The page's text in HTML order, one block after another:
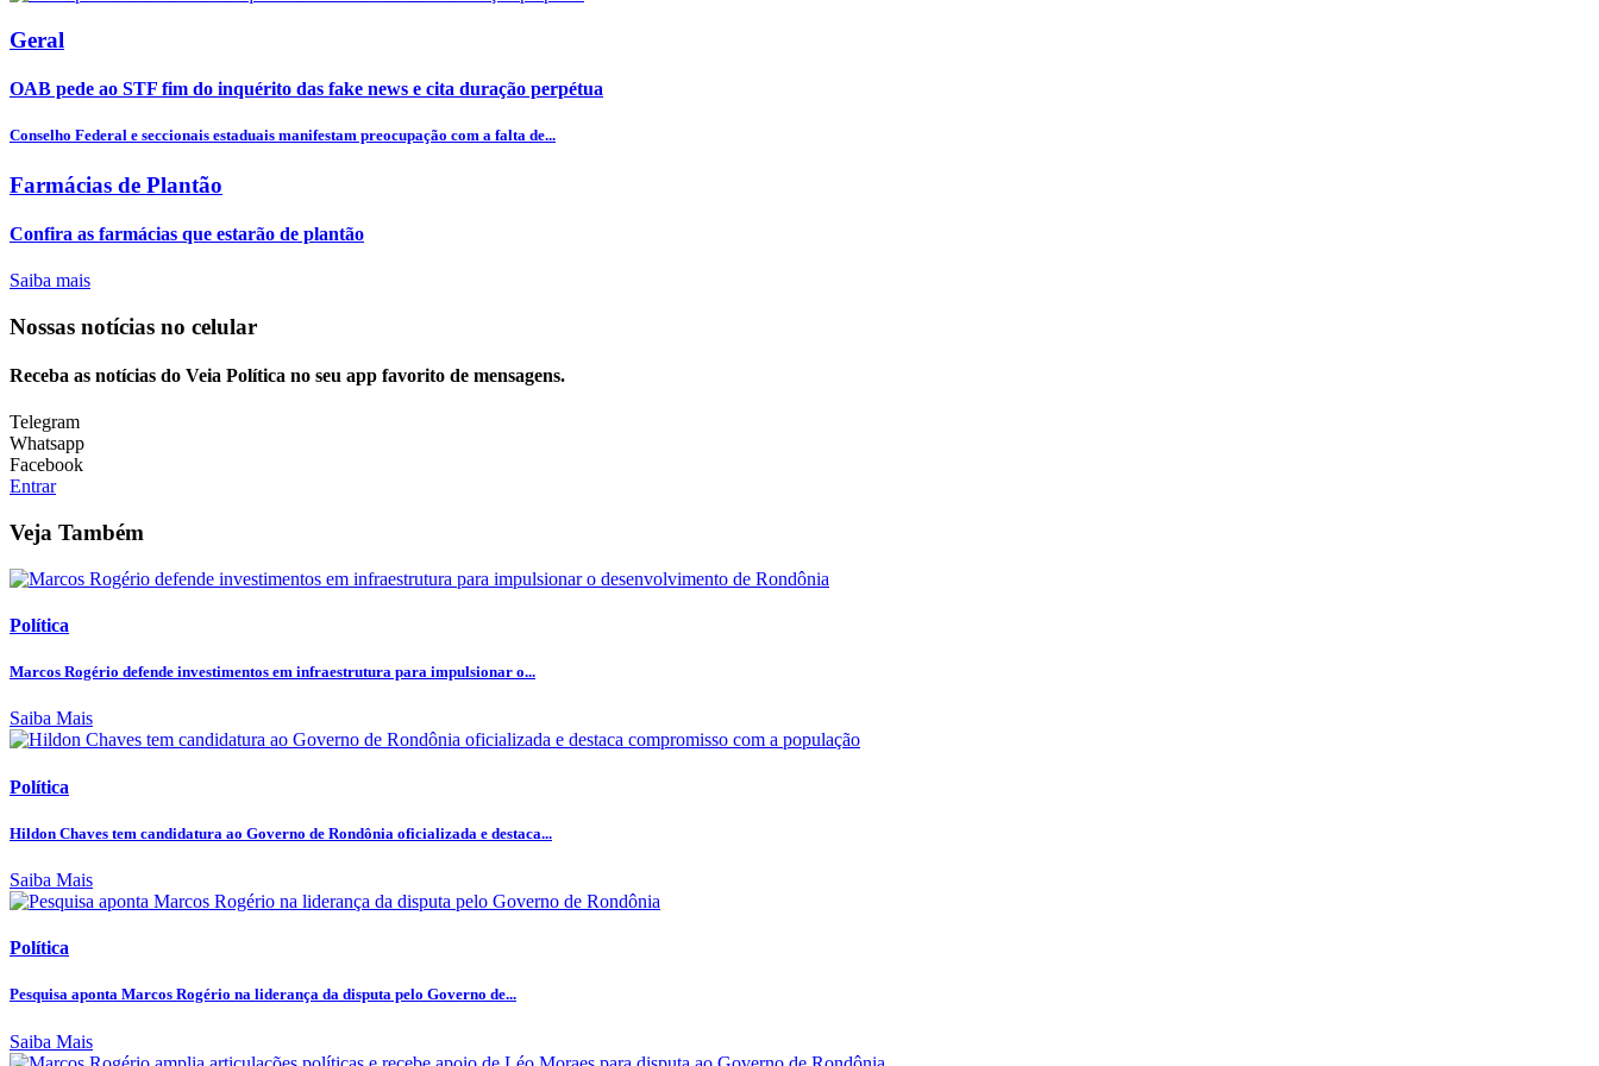
Geral
OAB pede ao STF fim do inquérito das fake news e cita duração perpétua
Conselho Federal e seccionais estaduais manifestam preocupação com a falta de...
Farmácias de Plantão
Confira as farmácias que estarão de plantão
Saiba mais
Nossas notícias no celular
Receba as notícias do Veia Política no seu app favorito de mensagens.
Telegram
Whatsapp
Facebook
Entrar
Veja Também
Política
Marcos Rogério defende investimentos em infraestrutura para impulsionar o...
Saiba Mais
Política
Hildon Chaves tem candidatura ao Governo de Rondônia oficializada e destaca...
Saiba Mais
Política
Pesquisa aponta Marcos Rogério na liderança da disputa pelo Governo de...
Saiba Mais